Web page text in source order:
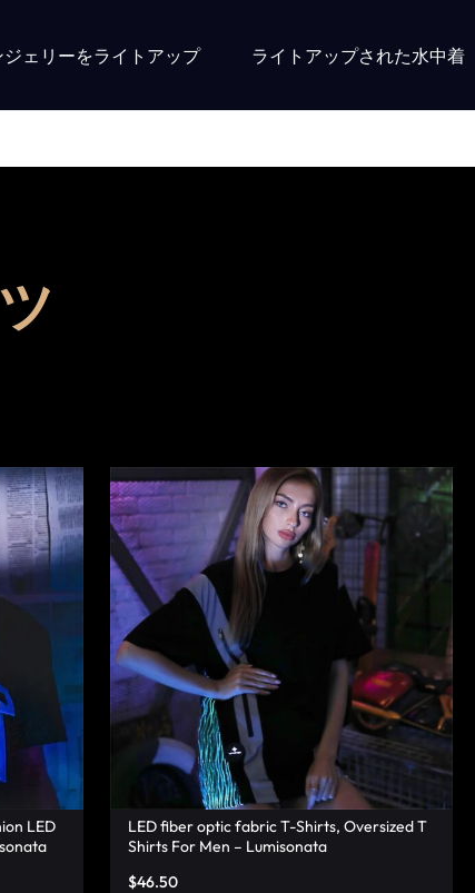
い主のお揃いシャツ
ェリーをライトアップ ライトアップされた水中着
LED
LED fiber optic fabric T-Shirts, Oversized T
Shirts For Men – Lumisonata
$46.50